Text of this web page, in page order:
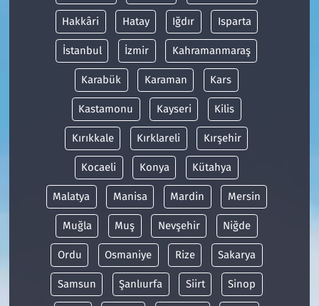
Hakkâri Hatay Iğdır Isparta
İstanbul İzmir Kahramanmaraş
Karabük Karaman Kars
Kastamonu Kayseri Kilis
Kırıkkale Kırklareli Kırşehir
Kocaeli Konya Kütahya
Malatya Manisa Mardin Mersin
Muğla Muş Nevşehir Niğde
Ordu Osmaniye Rize Sakarya
Samsun Şanlıurfa Siirt Sinop